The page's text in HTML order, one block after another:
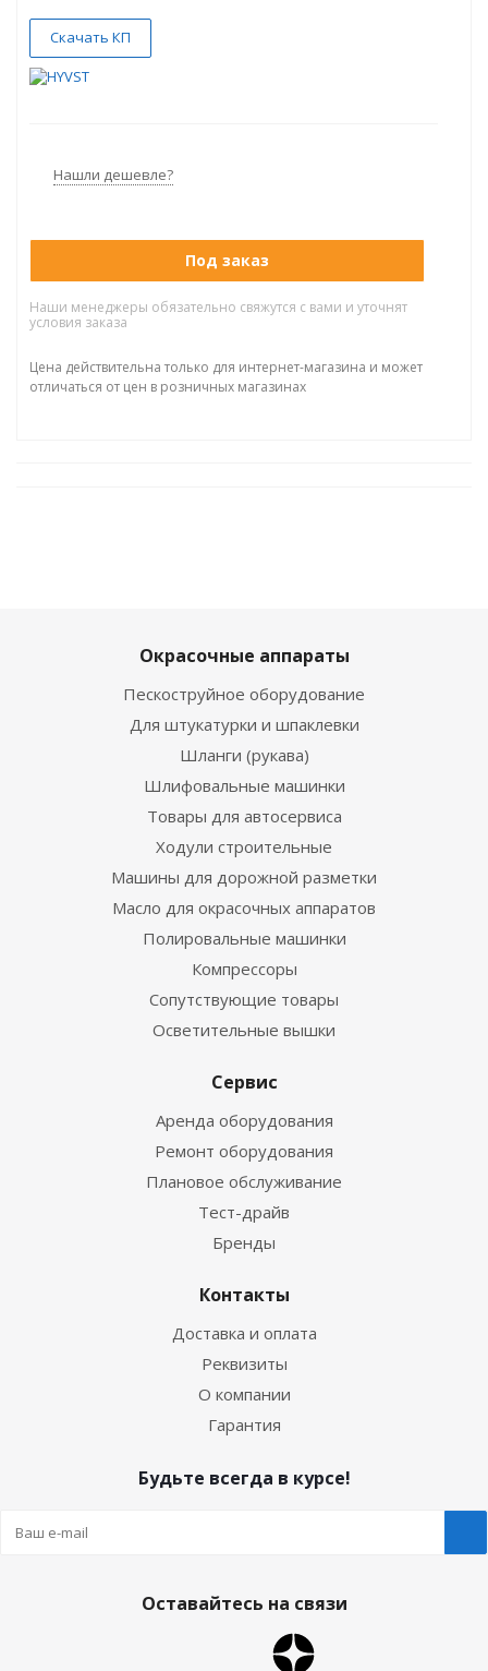
Скачать КП
Нашли дешевле?
Под заказ
Наши менеджеры обязательно свяжутся с вами и уточнят
условия заказа
Цена действительна только для интернет-магазина и может
отличаться от цен в розничных магазинах
Окрасочные аппараты
Пескоструйное оборудование
Для штукатурки и шпаклевки
Шланги (рукава)
Шлифовальные машинки
Товары для автосервиса
Ходули строительные
Машины для дорожной разметки
Масло для окрасочных аппаратов
Полировальные машинки
Компрессоры
Сопутствующие товары
Осветительные вышки
Сервис
Аренда оборудования
Ремонт оборудования
Плановое обслуживание
Тест-драйв
Бренды
Контакты
Доставка и оплата
Реквизиты
О компании
Гарантия
Будьте всегда в курсе!
Оставайтесь на связи